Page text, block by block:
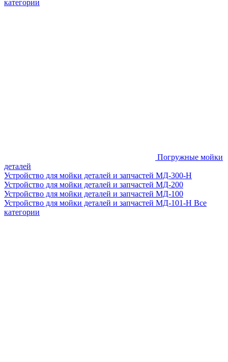
категории
Погружные мойки
деталей
Устройство для мойки деталей и запчастей МД-300-H
Устройство для мойки деталей и запчастей МД-200
Устройство для мойки деталей и запчастей МД-100
Устройство для мойки деталей и запчастей МД-101-Н Все
категории